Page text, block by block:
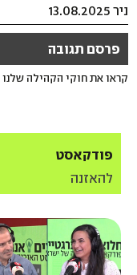
ניר 13.08.2025
פרסם תגובה
קראו את חוקי הקהילה שלנו
פודקאסט
להאזנה